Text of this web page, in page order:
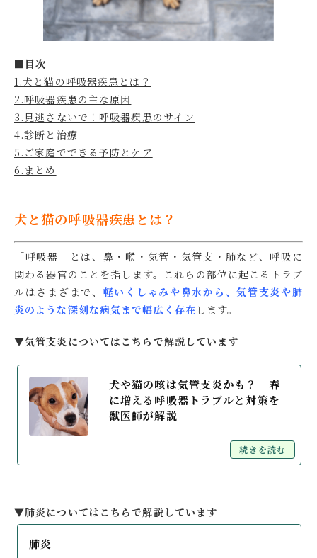
■目次
1.犬と猫の呼吸器疾患とは？
2.呼吸器疾患の主な原因
3.見逃さないで！呼吸器疾患のサイン
4.診断と治療
5.ご家庭でできる予防とケア
6.まとめ
犬と猫の呼吸器疾患とは？
「呼吸器」とは、鼻・喉・気管・気管支・肺など、呼吸に
関わる器官のことを指します。これらの部位に起こるトラブ
ルはさまざまで、 軽いくしゃみや鼻水から、気管支炎や肺
炎のような深刻な病気まで幅広く存在 します。
▼気管支炎についてはこちらで解説しています
犬や猫の咳は気管支炎かも？｜春
に増える呼吸器トラブルと対策を
獣医師が解説
続きを読む
▼肺炎についてはこちらで解説しています
肺炎